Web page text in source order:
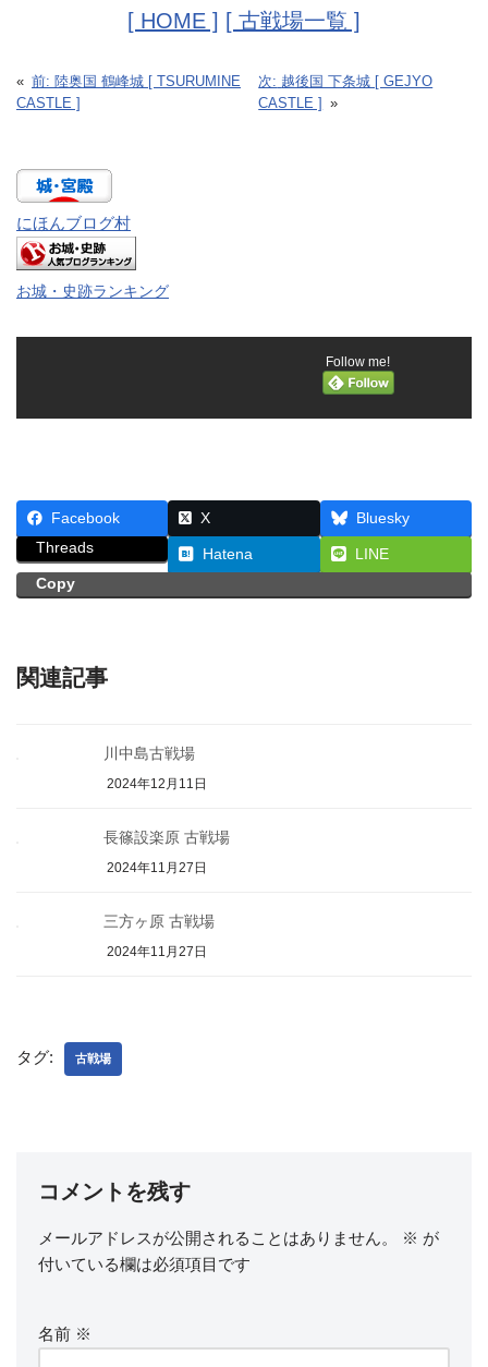
[ HOME ] [ 古戦場一覧 ]
« 前: 陸奥国 鶴峰城 [ TSURUMINE
CASTLE ]
次: 越後国 下条城 [ GEJYO
CASTLE ]
»
にほんブログ村
お城・史跡ランキング
Follow me!
Facebook X
Bluesky
Threads
Hatena
LINE
Copy
関連記事
川中島古戦場
2024年12月11日
長篠設楽原 古戦場
2024年11月27日
三方ヶ原 古戦場
2024年11月27日
タグ: 古戦場
コメントを残す
メールアドレスが公開されることはありません。 ※ が
付いている欄は必須項目です
名前 ※